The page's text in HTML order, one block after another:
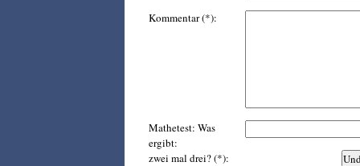
Kommentar (*):
Mathetest: Was
ergibt:
zwei mal drei? (*):